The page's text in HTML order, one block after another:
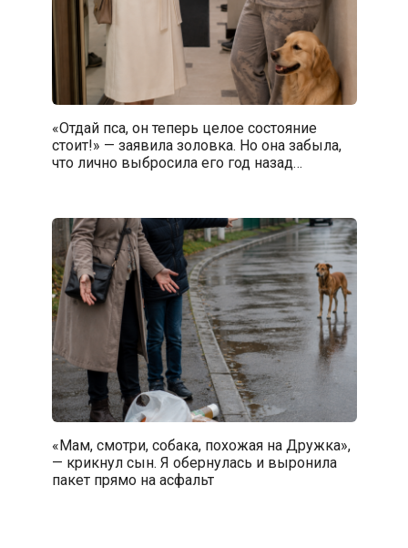
«Отдай пса, он теперь целое состояние
стоит!» — заявила золовка. Но она забыла,
что лично выбросила его год назад…
«Мам, смотри, собака, похожая на Дружка»,
— крикнул сын. Я обернулась и выронила
пакет прямо на асфальт